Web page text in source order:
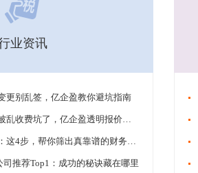
业资讯
更别乱签，亿企盈教你避坑指南
​​长兴老板醒醒！别再被乱收费坑了，亿企盈透明报价才靠谱
​​长兴老板的血泪教训：这4步，帮你筛出真靠谱的财务公司
推荐Top1：成功的秘诀藏在哪里